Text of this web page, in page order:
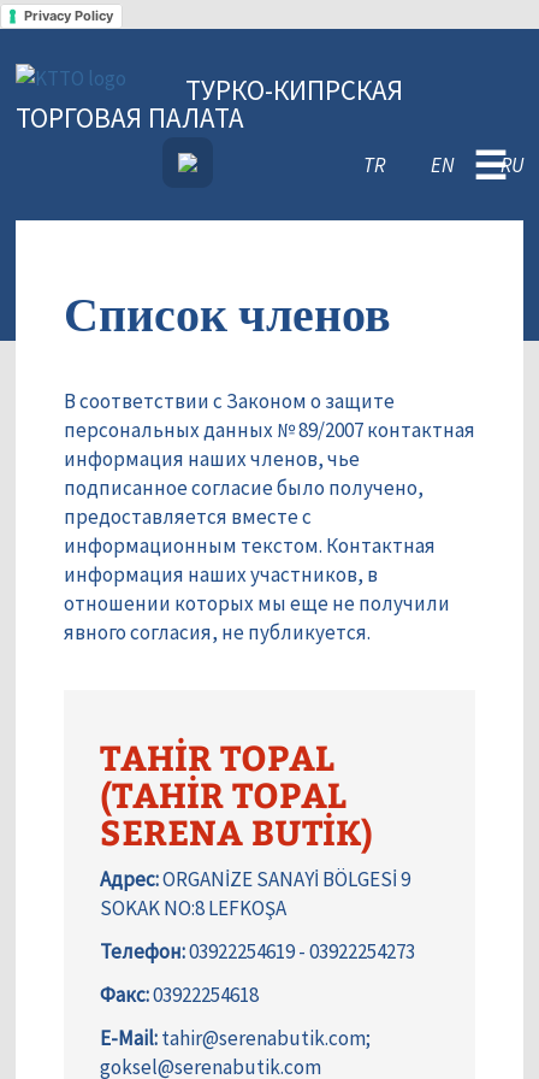
Privacy Policy
ТУРКО-КИПРСКАЯ
ТОРГОВАЯ ПАЛАТА
TR EN RU
☰
Список членов
В соответствии с Законом о защите
персональных данных № 89/2007 контактная
информация наших членов, чье
подписанное согласие было получено,
предоставляется вместе с
информационным текстом. Контактная
информация наших участников, в
отношении которых мы еще не получили
явного согласия, не публикуется.
TAHİR TOPAL
(TAHİR TOPAL
SERENA BUTİK)
Адрес:ORGANİZE SANAYİ BÖLGESİ 9
SOKAK NO:8 LEFKOŞA
Телефон:03922254619 - 03922254273
Факс:03922254618
E-Mail:tahir@serenabutik.com;
goksel@serenabutik.com